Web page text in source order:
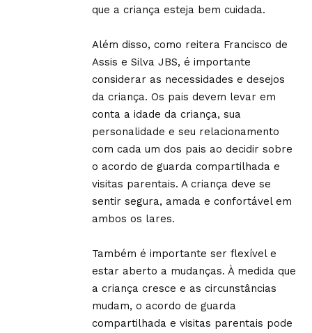
que a criança esteja bem cuidada.
Além disso, como reitera Francisco de
Assis e Silva JBS, é importante
considerar as necessidades e desejos
da criança. Os pais devem levar em
conta a idade da criança, sua
personalidade e seu relacionamento
com cada um dos pais ao decidir sobre
o acordo de guarda compartilhada e
visitas parentais. A criança deve se
sentir segura, amada e confortável em
ambos os lares.
Também é importante ser flexível e
estar aberto a mudanças. À medida que
a criança cresce e as circunstâncias
mudam, o acordo de guarda
compartilhada e visitas parentais pode